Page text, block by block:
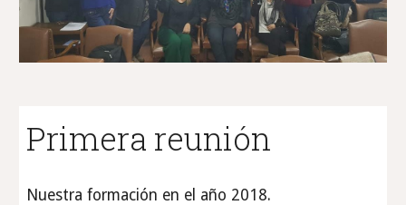
Primera reunión
Nuestra formación en el año 2018.